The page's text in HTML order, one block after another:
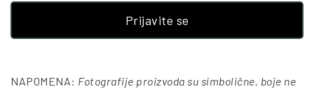
Prijavite se
NAPOMENA: Fotografije proizvoda su simbolične, boje ne